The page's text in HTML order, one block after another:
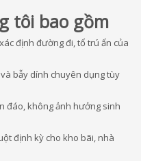
tôi bao gồm
định đường đi, tổ trú ẩn của
bẫy dính chuyên dụng tùy
đáo, không ảnh hưởng sinh
định kỳ cho kho bãi, nhà